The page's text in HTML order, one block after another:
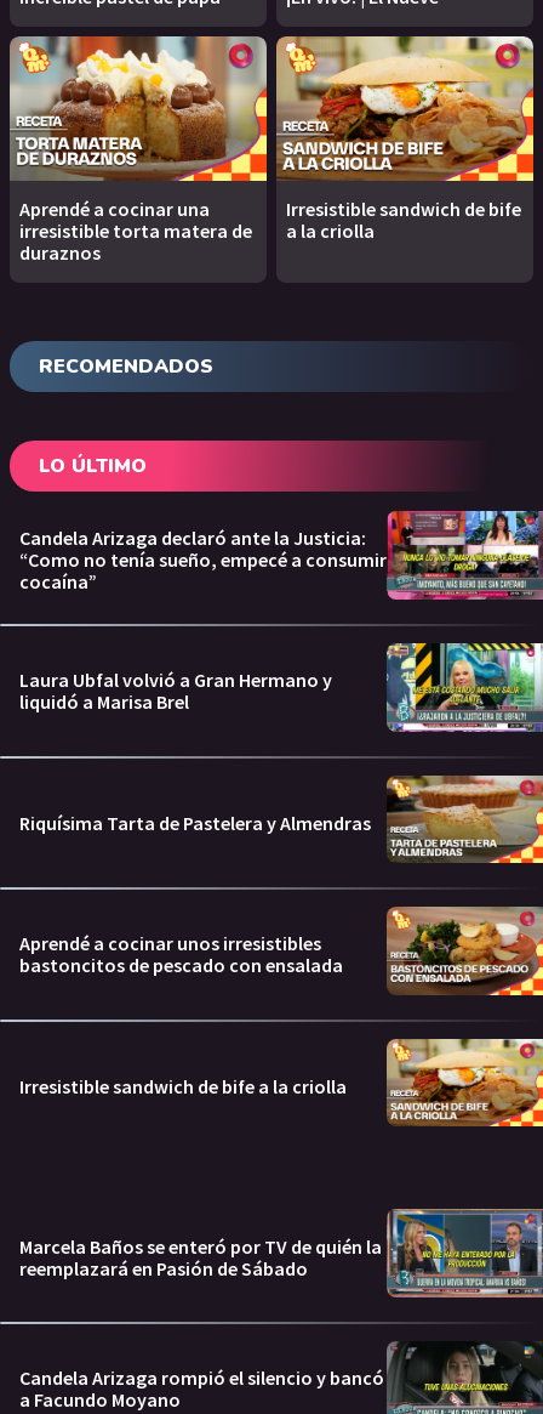
Aprendé a cocinar una
irresistible torta matera de
duraznos
Irresistible sandwich de bife
a la criolla
RECOMENDADOS
LO ÚLTIMO
Candela Arizaga declaró ante la Justicia:
“Como no tenía sueño, empecé a consumir
cocaína”
Laura Ubfal volvió a Gran Hermano y
liquidó a Marisa Brel
Riquísima Tarta de Pastelera y Almendras
Aprendé a cocinar unos irresistibles
bastoncitos de pescado con ensalada
Irresistible sandwich de bife a la criolla
Marcela Baños se enteró por TV de quién la
reemplazará en Pasión de Sábado
Candela Arizaga rompió el silencio y bancó
a Facundo Moyano